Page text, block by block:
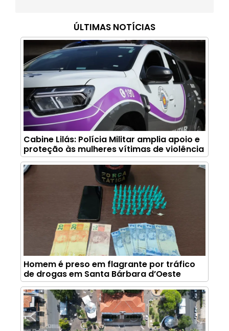
ÚLTIMAS NOTÍCIAS
Cabine Lilás: Polícia Militar amplia apoio e
proteção às mulheres vítimas de violência
Homem é preso em flagrante por tráfico
de drogas em Santa Bárbara d’Oeste